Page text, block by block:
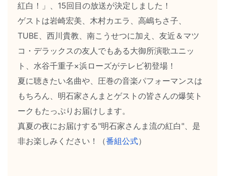
紅白！」、15回目の放送が決定しました！
ゲストは岩崎宏美、木村カエラ、高嶋ちさ子、
TUBE、西川貴教、南こうせつに加え、友近＆マツ
コ・デラックスの友人でもある大御所演歌ユニッ
ト、水谷千重子×浜ローズがテレビ初登場！
夏に聴きたい名曲や、圧巻の音楽パフォーマンスは
もちろん、明石家さんまとゲストの皆さんの爆笑ト
ークもたっぷりお届けします。
真夏の夜にお届けする"明石家さんま流の紅白"、是
非お楽しみください！（番組公式）